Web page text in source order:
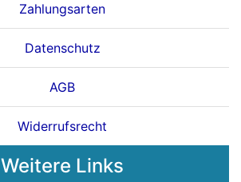
Zahlungsarten
Datenschutz
AGB
Widerrufsrecht
Weitere Links